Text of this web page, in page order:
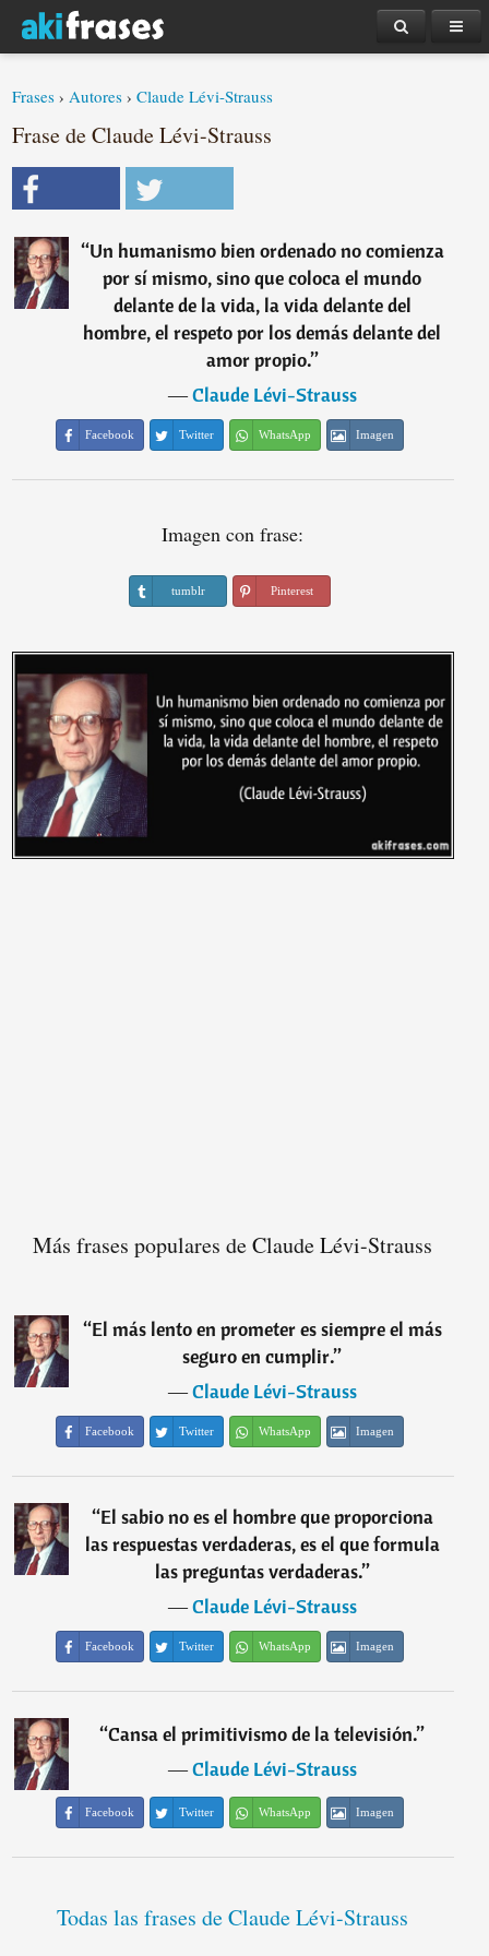
Frases ›Autores ›Claude Lévi-Strauss
Frase de Claude Lévi-Strauss
“Un humanismo bien ordenado no comienza
por sí mismo, sino que coloca el mundo
delante de la vida, la vida delante del
hombre, el respeto por los demás delante del
amor propio.”
―Claude Lévi-Strauss
Facebook Twitter WhatsApp Imagen
Imagen con frase:
tumblr Pinterest
Más frases populares de Claude Lévi-Strauss
“El más lento en prometer es siempre el más
seguro en cumplir.”
―Claude Lévi-Strauss
Facebook Twitter WhatsApp Imagen
“El sabio no es el hombre que proporciona
las respuestas verdaderas, es el que formula
las preguntas verdaderas.”
―Claude Lévi-Strauss
Facebook Twitter WhatsApp Imagen
“Cansa el primitivismo de la televisión.”
―Claude Lévi-Strauss
Facebook Twitter WhatsApp Imagen
Todas las frases de Claude Lévi-Strauss